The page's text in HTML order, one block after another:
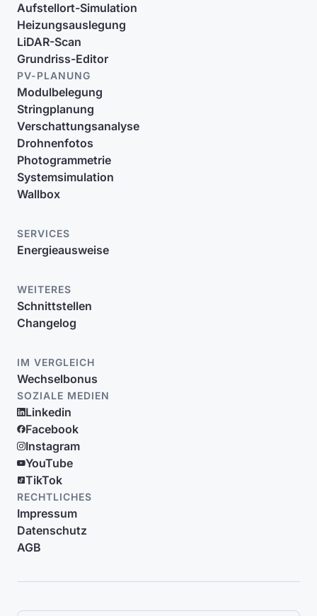
Aufstellort-Simulation
Heizungsauslegung
LiDAR-Scan
Grundriss-Editor
PV-PLANUNG
Modulbelegung
Stringplanung
Verschattungsanalyse
Drohnenfotos
Photogrammetrie
Systemsimulation
Wallbox
SERVICES
Energieausweise
WEITERES
Schnittstellen
Changelog
IM VERGLEICH
Wechselbonus
SOZIALE MEDIEN
Linkedin
Facebook
Instagram
YouTube
TikTok
RECHTLICHES
Impressum
Datenschutz
AGB